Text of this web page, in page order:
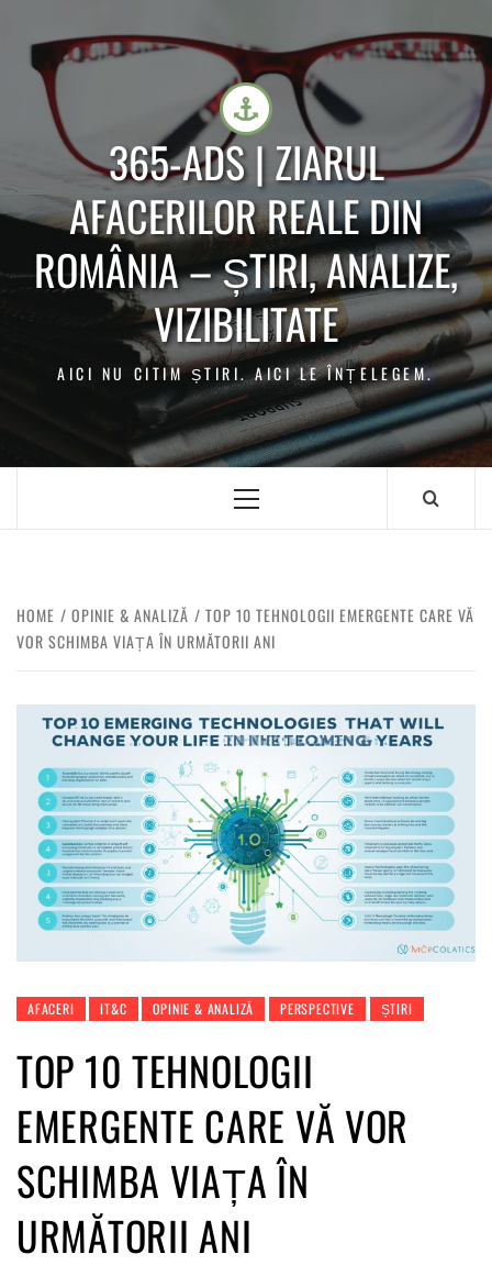
365-ADS | ZIARUL
AFACERILOR REALE DIN
ROMÂNIA – ȘTIRI, ANALIZE,
VIZIBILITATE
AICI NU CITIM ȘTIRI. AICI LE ÎNȚELEGEM.
HOME OPINIE & ANALIZĂ
TOP 10 TEHNOLOGII EMERGENTE CARE VĂ
VOR SCHIMBA VIAȚA ÎN URMĂTORII ANI
AFACERI IT&C OPINIE & ANALIZĂ PERSPECTIVE ȘTIRI
TOP 10 TEHNOLOGII
EMERGENTE CARE VĂ VOR
SCHIMBA VIAȚA ÎN
URMĂTORII ANI